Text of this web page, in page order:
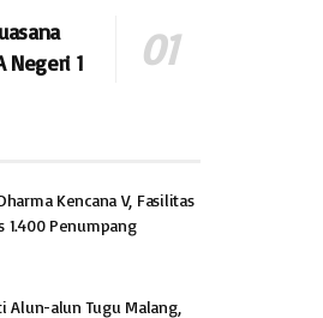
Negeri 1
Kencana V, Fasilitas
1.400 Penumpang
Alun-alun Tugu Malang,